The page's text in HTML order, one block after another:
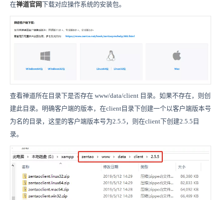
在禅道官网下载对应操作系统的安装包。
查看禅道所在目录下是否存在 www/data/client 目录。如果不存在，则创
建此目录。明确客户端的版本，在client目录下创建一个以客户端版本号
为名的目录，这里的客户端版本号为2.5.5，则在client下创建2.5.5目
录。